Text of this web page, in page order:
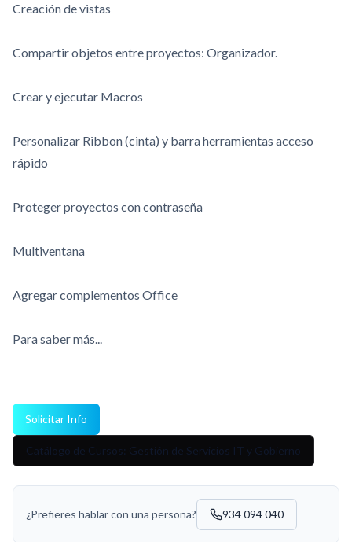
Creación de vistas
Compartir objetos entre proyectos: Organizador.
Crear y ejecutar Macros
Personalizar Ribbon (cinta) y barra herramientas acceso
rápido
Proteger proyectos con contraseña
Multiventana
Agregar complementos Office
Para saber más...
Solicitar Info
Catálogo de Cursos: Gestión de Servicios IT y Gobierno
¿Prefieres hablar con una persona? 934 094 040